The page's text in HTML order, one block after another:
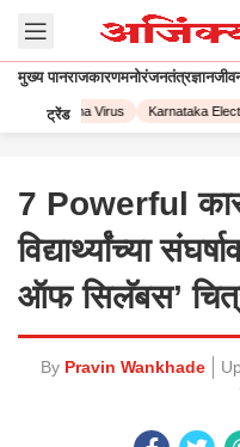
मुख्य पानराजकारणमनोरंजनतंत्रज्ञान
ट्रेंड
Corona Virus Karnataka
7 Powerful
विद्यार्थ्यांच्या
ऑफ सिलॅबस’
By Pravin Wankhade